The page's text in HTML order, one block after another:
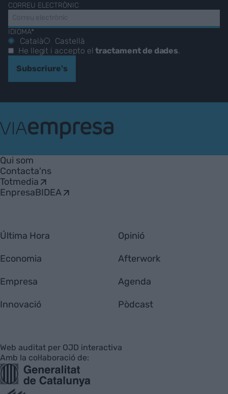
CORREU ELECTRÒNIC
IDIOMA*
Català
Castellà
He llegit i accepto eltractament de dades.
Subscriure's
Empresa
Qui som
Contacta'ns
Totmedia
EnpresaBIDEA
Última Hora
Economia
Empresa
Innovació
Opinió
Afterwork
Agenda
Pòdcast
Web auditat per OJD interactiva
Amb la col·laboració de: